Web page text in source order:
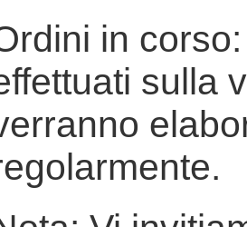
in
sulla